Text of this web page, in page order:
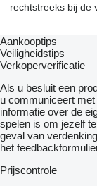
rechtstreeks bij de
Aankooptips
Veiligheidstips
Verkoperverificatie
Als u besluit een
u communiceert
informatie over de
spelen is om jezelf
geval van
het
Prijscontrole